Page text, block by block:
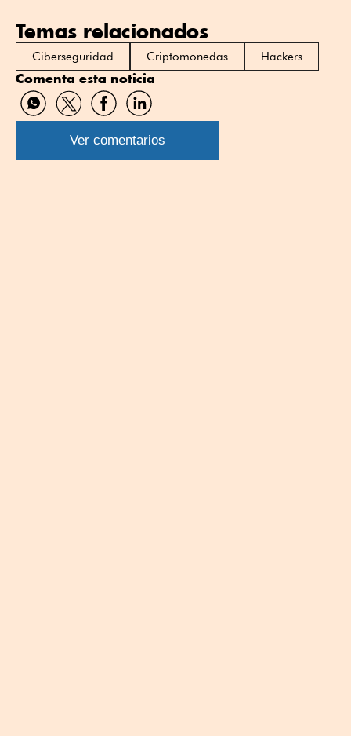
Temas relacionados
Ciberseguridad Criptomonedas Hackers
Comenta esta noticia
Compartir
por
WhatsApp
Compartir
por
Twitter
Compartir
por
Facebook
Compartir
por
Linkedin
Ver comentarios